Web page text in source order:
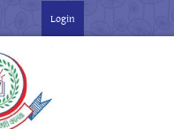
Login